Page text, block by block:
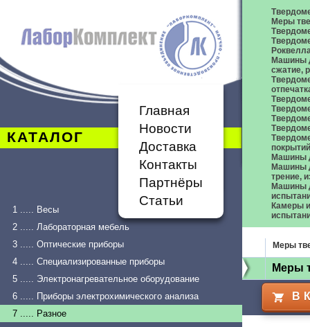
КАТАЛОГ
Главная
Новости
Доставка
Контакты
Партнёры
Статьи
1 ..... Весы
2 ..... Лабораторная мебель
3 ..... Оптические приборы
4 ..... Специализированные приборы
5 ..... Электронагревательное оборудование
6 ..... Приборы электрохимического анализа
7 ..... Разное
Меры
Машины
сжатие,
покрытий
Машины
Машины
трение,
Машины
Камеры
Меры
Меры
В